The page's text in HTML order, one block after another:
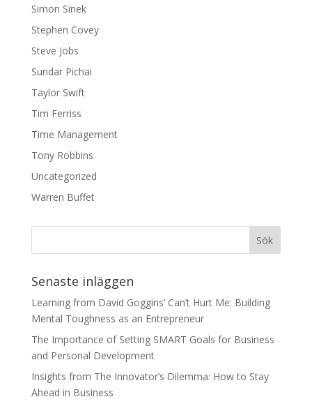
Simon Sinek
Stephen Covey
Steve Jobs
Sundar Pichai
Taylor Swift
Tim Ferriss
Time Management
Tony Robbins
Uncategorized
Warren Buffet
Senaste inläggen
Learning from David Goggins’ Can’t Hurt Me: Building
Mental Toughness as an Entrepreneur
The Importance of Setting SMART Goals for Business
and Personal Development
Insights from The Innovator’s Dilemma: How to Stay
Ahead in Business